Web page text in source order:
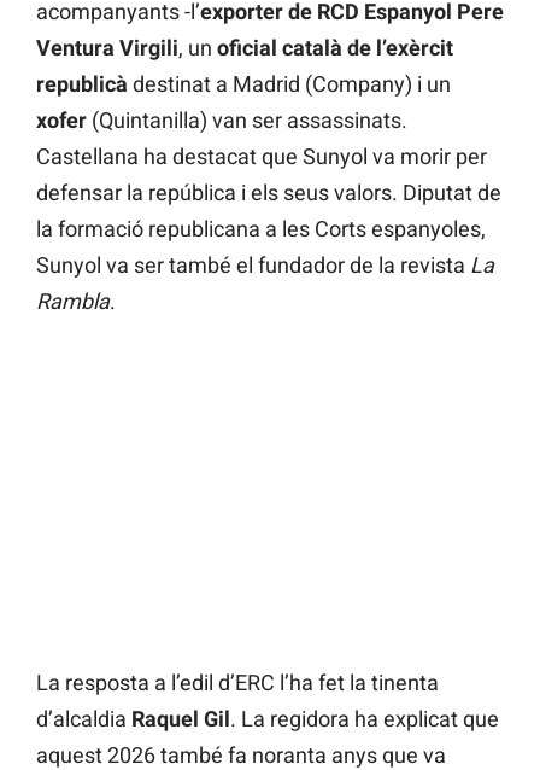
acompanyants -l’exporter de RCD Espanyol Pere
Ventura Virgili, un oficial català de l’exèrcit
republicà destinat a Madrid (Company) i un
xofer (Quintanilla) van ser assassinats.
Castellana ha destacat que Sunyol va morir per
defensar la república i els seus valors. Diputat de
la formació republicana a les Corts espanyoles,
Sunyol va ser també el fundador de la revista La
Rambla.
La resposta a l’edil d’ERC l’ha fet la tinenta
d’alcaldia Raquel Gil. La regidora ha explicat que
aquest 2026 també fa noranta anys que va